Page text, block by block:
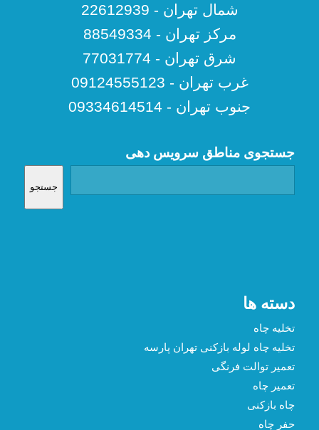
شمال تهران - 22612939
مرکز تهران - 88549334
شرق تهران - 77031774
غرب تهران - 09124555123
جنوب تهران - 09334614514
جستجوی مناطق سرویس دهی
جستجو
دسته ها
تخلیه چاه
تخلیه چاه لوله بازکنی تهران پارسه
تعمیر توالت فرنگی
تعمیر چاه
چاه بازکنی
حفر چاه